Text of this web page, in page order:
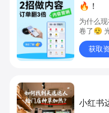
🔥！
为什么
卷了😮‍💨
还没开
💸 获取
小红书